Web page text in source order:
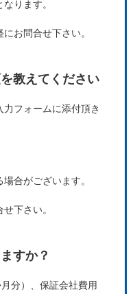
ります。
お問合せ下さい。
教えてください
フォームに添付頂き
合がございます。
下さい。
すか？
分）、保証会社費用